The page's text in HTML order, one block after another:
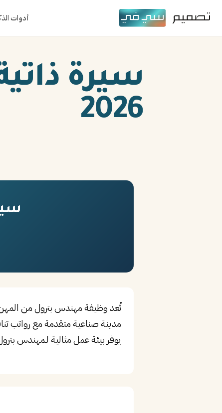
أدوات
سيرة
2026
تُعد وظيفة مهندس بترول من
مدينة صناعية متقدمة مع رواتب
يوفر بيئة عمل مثالية لـمهندس